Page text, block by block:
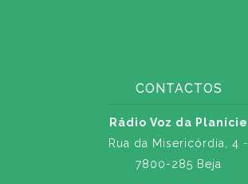
CONTACTOS
Rádio Voz da Planície
Rua da Misericórdia, 4 -
7800-285 Beja